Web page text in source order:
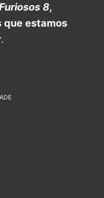
8,
que estamos
.